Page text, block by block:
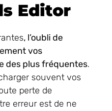
Editor
, l’oubli de
vos
des plus fréquentes.
souvent vos
perte de
erreur est de ne